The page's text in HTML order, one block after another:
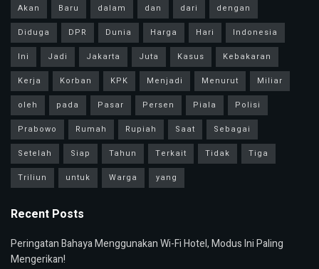
Akan Baru dalam dan dari
dengan
Diduga
DPR Dunia Harga Hari
Indonesia
Ini
Jadi Jakarta Juta Kasus
Kebakaran
Kerja
Korban KPK Menjadi Menurut
Miliar
oleh
pada Pasar Persen Piala
Polisi
Prabowo
Rumah Rupiah Saat
Sebagai
Setelah
Siap Tahun Terkait Tidak
Tiga
Triliun
untuk Warga yang
Recent Posts
Peringatan Bahaya Menggunakan Wi-Fi Hotel, Modus Ini Paling
Mengerikan!